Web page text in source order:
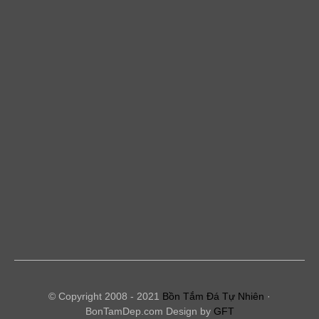
© Copyright 2008 - 2021 Bồn Tắm Đá Tự Nhiên ·
BonTamDep.com Design by GFT